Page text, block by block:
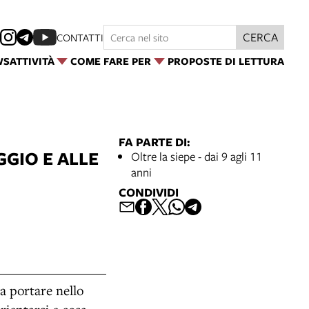
ATTIVITÀ COME FARE PER PROPOSTE DI LETTURA
CONTATTI CERCA
E ALLE
portare nello
FA PARTE DI:
Oltre la siepe - dai 9 agli 11
anni
CONDIVIDI